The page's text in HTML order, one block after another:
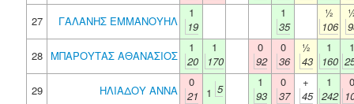
27
ΓΑΛΑΝΗΣ ΕΜΜΑΝΟΥΗΛ
1
19
1
35
½
106
28
ΜΠΑΡΟΥΤΑΣ ΑΘΑΝΑΣΙΟΣ
1
20
1
170
0
92
0
36
½
43
1
160
1
29
ΗΛΙΑΔΟΥ ΑΝΝΑ
0
21
1 5
1
93
0
37
+
45
1
242
0